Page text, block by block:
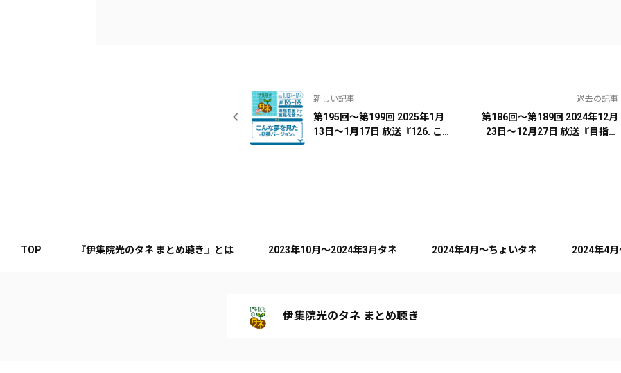
新しい記事
第195回～第199回 2025年1月
13日～1月17日 放送『126. こん
過去の記事
第186回～第189回 2024年12月
23日～12月27日 放送『目指せ
TOP 『伊集院光のタネ まとめ聴き』とは 2023年10月～2024年3月タネ 2024年4月～ちょいタネ 2024年4月
伊集院光のタネ まとめ聴き